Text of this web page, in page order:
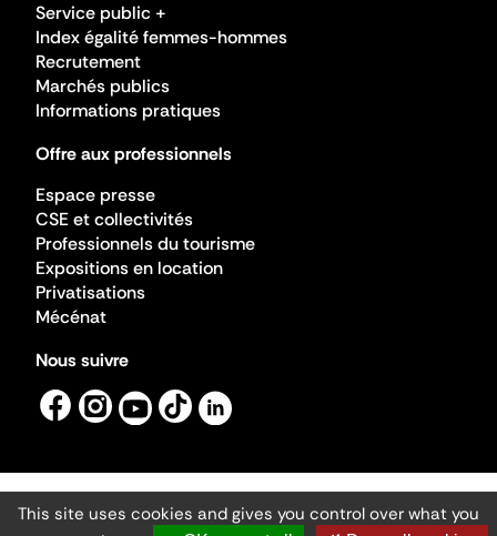
Service public +
Index égalité femmes-hommes
Recrutement
Marchés publics
Informations pratiques
Offre aux professionnels
Espace presse
CSE et collectivités
Professionnels du tourisme
Expositions en location
Privatisations
Mécénat
Nous suivre
Mentions légales
Gestion des cookies
This site uses cookies and gives you control over what you